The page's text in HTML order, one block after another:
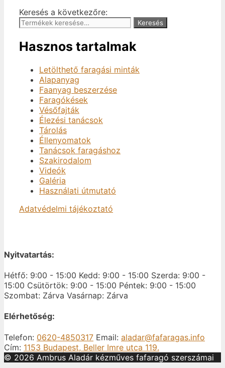
Keresés a következőre:
Keresés
Hasznos tartalmak
Letölthető faragási minták
Alapanyag
Faanyag beszerzése
Faragókések
Vésőfajták
Élezési tanácsok
Tárolás
Éllenyomatok
Tanácsok faragáshoz
Szakirodalom
Videók
Galéria
Használati útmutató
Adatvédelmi tájékoztató
Nyitvatartás:
Hétfő: 9:00 - 15:00 Kedd: 9:00 - 15:00 Szerda: 9:00 -
15:00 Csütörtök: 9:00 - 15:00 Péntek: 9:00 - 15:00
Szombat: Zárva Vasárnap: Zárva
Elérhetőség:
Telefon: 0620-4850317 Email: aladar@fafaragas.info
Cím: 1153 Budapest, Beller Imre utca 119.
© 2026 Ambrus Aladár kézműves fafaragó szerszámai